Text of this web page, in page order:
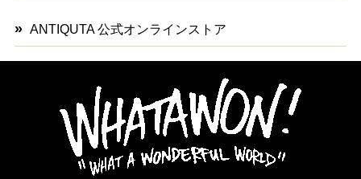
ANTIQUTA 公式オンラインストア